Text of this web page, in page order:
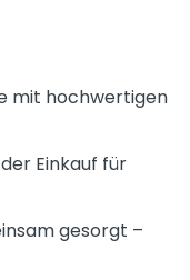
mit hochwertigen
Einkauf für
gesorgt –